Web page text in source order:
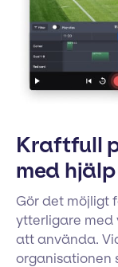
Kraftfull
med
Gör det möjligt
ytterligare med
att använda.
organisationen